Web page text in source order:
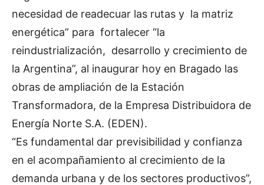
necesidad de readecuar las rutas y la matriz
energética” para fortalecer “la
reindustrialización, desarrollo y crecimiento de
la Argentina”, al inaugurar hoy en Bragado las
obras de ampliación de la Estación
Transformadora, de la Empresa Distribuidora de
Energía Norte S.A. (EDEN).
“Es fundamental dar previsibilidad y confianza
en el acompañamiento al crecimiento de la
demanda urbana y de los sectores productivos”,